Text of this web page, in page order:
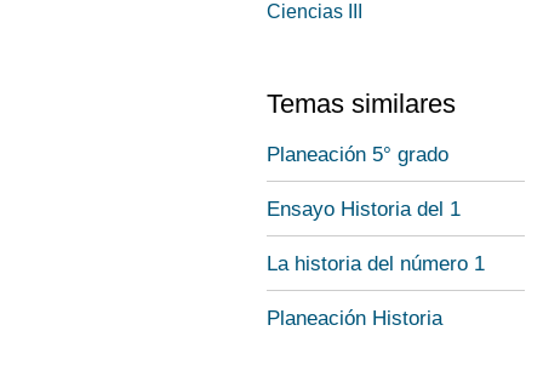
Ciencias III
Temas similares
Planeación 5° grado
Ensayo Historia del 1
La historia del número 1
Planeación Historia